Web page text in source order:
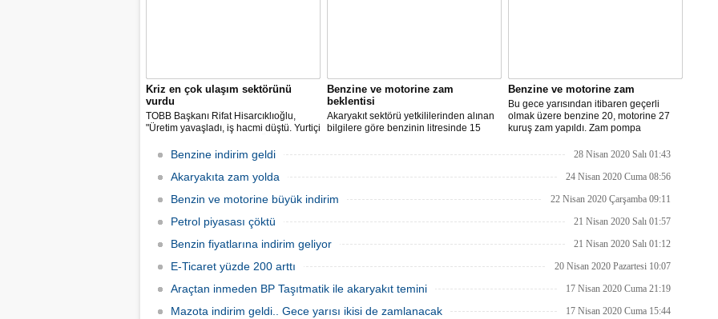
Kriz en çok ulaşım sektörünü
vurdu
TOBB Başkanı Rifat Hisarcıklıoğlu,
"Üretim yavaşladı, iş hacmi düştü. Yurtiçi
sınırları kapattı, ihracat yavaşladı,
mallarımızı taşıyamaz hale geldik" dedi.
Benzine ve motorine zam
beklentisi
Akaryakıt sektörü yetkililerinden alınan
bilgilere göre benzinin litresinde 15
zam yapılması bekleniyor.
Benzine ve motorine zam
Bu gece yarısından itibaren geçerli
olmak üzere benzine 20, motorine 27
kuruş zam yapıldı. Zam pompa
Benzine indirim geldi 28 Nisan 2020 Salı 01:43
Akaryakıta zam yolda 24 Nisan 2020 Cuma 08:56
Benzin ve motorine büyük indirim 22 Nisan 2020 Çarşamba 09:11
Petrol piyasası çöktü 21 Nisan 2020 Salı 01:57
Benzin fiyatlarına indirim geliyor 21 Nisan 2020 Salı 01:12
E-Ticaret yüzde 200 arttı 20 Nisan 2020 Pazartesi 10:07
Araçtan inmeden BP Taşıtmatik ile akaryakıt temini 17 Nisan 2020 Cuma 21:19
Mazota indirim geldi.. Gece yarısı ikisi de zamlanacak 17 Nisan 2020 Cuma 15:44